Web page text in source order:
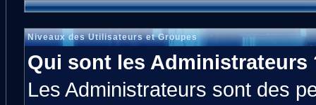
Niveaux des Utilisateurs et Groupes
Qui sont les Administrateurs
Les Administrateurs sont des